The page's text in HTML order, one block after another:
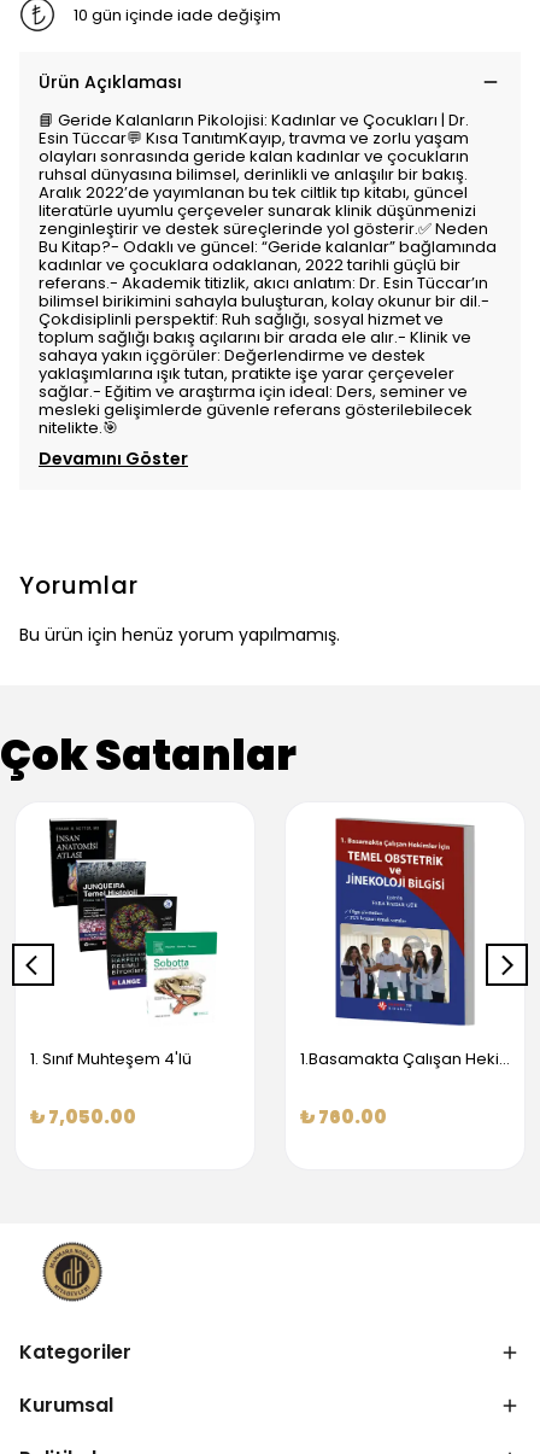
10 gün içinde iade değişim
Ürün Açıklaması
📘 Geride Kalanların Pikolojisi: Kadınlar ve Çocukları | Dr.
Esin Tüccar💬 Kısa TanıtımKayıp, travma ve zorlu yaşam
olayları sonrasında geride kalan kadınlar ve çocukların
ruhsal dünyasına bilimsel, derinlikli ve anlaşılır bir bakış.
Aralık 2022’de yayımlanan bu tek ciltlik tıp kitabı, güncel
literatürle uyumlu çerçeveler sunarak klinik düşünmenizi
zenginleştirir ve destek süreçlerinde yol gösterir.✅ Neden
Bu Kitap?- Odaklı ve güncel: “Geride kalanlar” bağlamında
kadınlar ve çocuklara odaklanan, 2022 tarihli güçlü bir
referans.- Akademik titizlik, akıcı anlatım: Dr. Esin Tüccar’ın
bilimsel birikimini sahayla buluşturan, kolay okunur bir dil.-
Çokdisiplinli perspektif: Ruh sağlığı, sosyal hizmet ve
toplum sağlığı bakış açılarını bir arada ele alır.- Klinik ve
sahaya yakın içgörüler: Değerlendirme ve destek
yaklaşımlarına ışık tutan, pratikte işe yarar çerçeveler
sağlar.- Eğitim ve araştırma için ideal: Ders, seminer ve
mesleki gelişimlerde güvenle referans gösterilebilecek
nitelikte.🎯
Devamını Göster
Yorumlar
Bu ürün için henüz yorum yapılmamış.
Çok Satanlar
1. Sınıf Muhteşem 4'lü
₺ 7,050.00
1.Basamakta Çalışan Hekimler İçin Temel Obstetrik Ve Jinekoloji Bilgisi
₺ 760.00
Kategoriler
Kurumsal